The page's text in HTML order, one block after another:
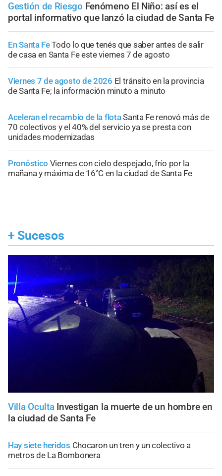
Gestión de Riesgo Fenómeno El Niño: así es el
portal informativo que lanzó la ciudad de Santa Fe
En Santa FeTodo lo que tenés que saber antes de salir
de casa en Santa Fe este viernes 7 de agosto
Viernes 7 de agosto de 2026 El tránsito en la provincia
de Santa Fe; la información minuto a minuto
Aceleran el recambio de la flotaSanta Fe renovó más de
70 colectivos y el 40% del servicio ya se presta con
unidades modernizadas
Pronóstico Viernes con cielo despejado, frío por la
mañana y máxima de 16°C en la ciudad de Santa Fe
+ Sucesos
Villa Oculta Investigan la muerte de un hombre en
la ciudad de Santa Fe
Hay siete heridos Chocaron un tren y un colectivo a
metros de La Bombonera